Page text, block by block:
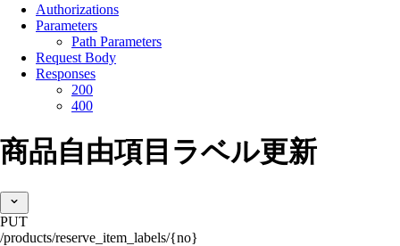
Authorizations
Parameters
Path Parameters
Request Body
Responses
200
400
商品自由項目ラベル更新
PUT
/products/reserve_item_labels/{no}